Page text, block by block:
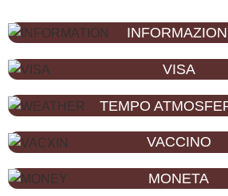
VISA
TEMPO
VACCINO
MONETA